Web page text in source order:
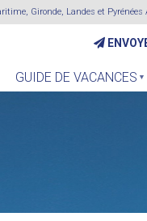
Gironde, Landes et
GUIDE DE VACANCES